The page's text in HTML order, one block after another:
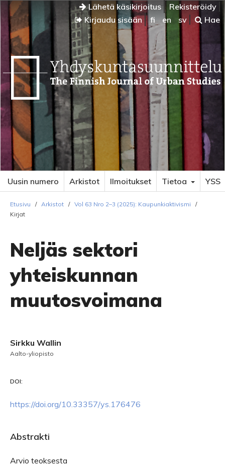
Lähetä käsikirjoitus
Rekisteröidy
Kirjaudu sisään
fi en sv Hae
Uusin numero Arkistot Ilmoitukset Tietoa YSS
Etusivu / Arkistot / Vol 63 Nro 2–3 (2025): Kaupunkiaktivismi
/
Kirjat
Neljäs sektori
yhteiskunnan
muutosvoimana
Sirkku Wallin
Aalto-yliopisto
DOI:
https://doi.org/10.33357/ys.176476
Abstrakti
Arvio teoksesta